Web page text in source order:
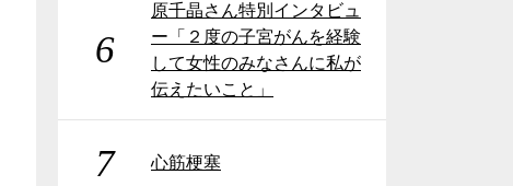
6
原千晶さん特別インタビュ
ー「２度の子宮がんを経験
して女性のみなさんに私が
伝えたいこと」
7 心筋梗塞